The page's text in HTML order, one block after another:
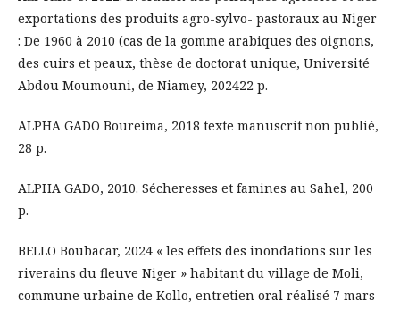
exportations des produits agro-sylvo- pastoraux au Niger
: De 1960 à 2010 (cas de la gomme arabiques des oignons,
des cuirs et peaux, thèse de doctorat unique, Université
Abdou Moumouni, de Niamey, 202422 p.
ALPHA GADO Boureima, 2018 texte manuscrit non publié,
28 p.
ALPHA GADO, 2010. Sécheresses et famines au Sahel, 200
p.
BELLO Boubacar, 2024 « les effets des inondations sur les
riverains du fleuve Niger » habitant du village de Moli,
commune urbaine de Kollo, entretien oral réalisé 7 mars